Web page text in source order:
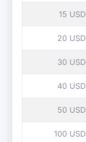
15 USD
20 USD
30 USD
40 USD
50 USD
100 USD